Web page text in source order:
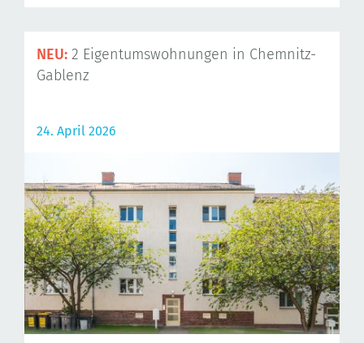
NEU: 2 Eigentumswohnungen in Chemnitz-
Gablenz
24. April 2026